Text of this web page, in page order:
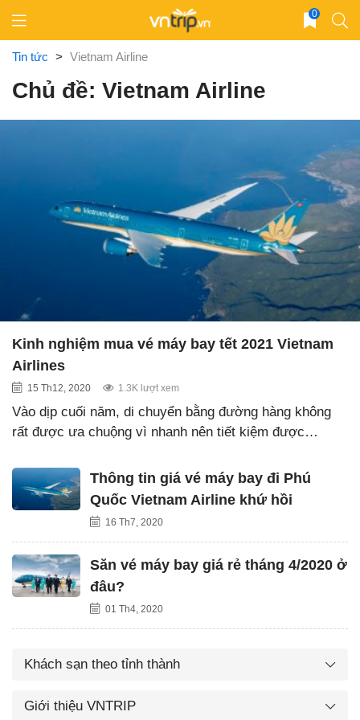
content
0
Tin tức > Vietnam Airline
Chủ đề: Vietnam Airline
Kinh nghiệm mua vé máy bay tết 2021 Vietnam
Airlines
15 Th12, 2020 1.3K lượt xem
Vào dịp cuối năm, di chuyển bằng đường hàng không
rất được ưa chuộng vì nhanh nên tiết kiệm được…
Thông tin giá vé máy bay đi Phú
Quốc Vietnam Airline khứ hồi
16 Th7, 2020
Săn vé máy bay giá rẻ tháng 4/2020 ở
đâu?
01 Th4, 2020
Khách sạn theo tỉnh thành
Giới thiệu VNTRIP